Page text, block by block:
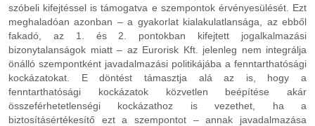
szóbeli kifejtéssel is támogatva e szempontok érvényesülését. Ezt
meghaladóan azonban – a gyakorlat kialakulatlansága, az ebből
fakadó, az 1. és 2. pontokban kifejtett jogalkalmazási
bizonytalanságok miatt – az Eurorisk Kft. jelenleg nem integrálja
önálló szempontként javadalmazási politikájába a fenntarthatósági
kockázatokat. E döntést támasztja alá az is, hogy a
fenntarthatósági kockázatok közvetlen beépítése akár
összeférhetetlenségi kockázathoz is vezethet, ha a
biztosításértékesítő ezt a szempontot – annak javadalmazása